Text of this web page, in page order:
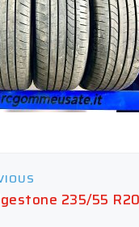
235/55